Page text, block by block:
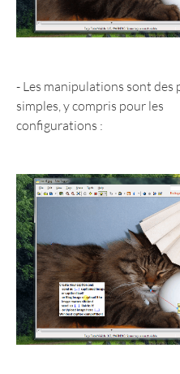
- Les manipulations sont des
simples, y compris pour les
configurations :